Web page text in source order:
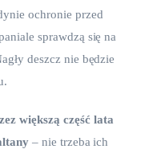
ochronie przed
sprawdzą się na
deszcz nie będzie
większą część lata
– nie trzeba ich